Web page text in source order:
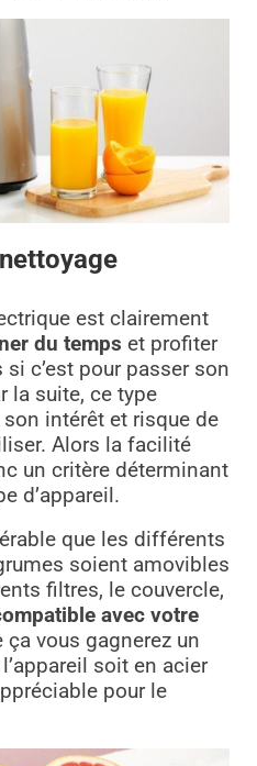
est clairement
du temps et profiter
c’est pour passer son
la suite, ce type
son intérêt et risque de
Alors la facilité
un critère déterminant
d’appareil.
que les différents
soient amovibles
filtres, le couvercle,
avec votre
ça vous gagnerez un
soit en acier
pour le